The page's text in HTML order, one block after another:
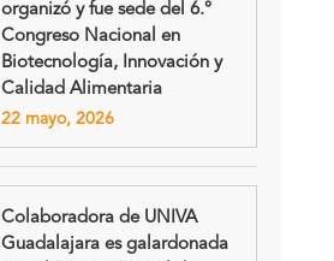
organizó y fue sede del 6.°
Congreso Nacional en
Biotecnología, Innovación y
Calidad Alimentaria
22 mayo, 2026
Colaboradora de UNIVA
Guadalajara es galardonada